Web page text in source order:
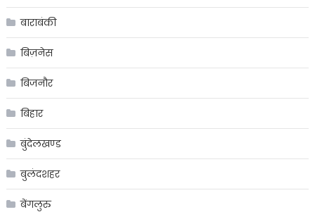
बाराबंकी
बिज़नेस
बिजनौर
बिहार
बुंदेलखण्ड
बुलंदशहर
बेंगलुरु